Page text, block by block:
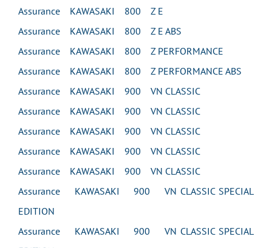
Assurance KAWASAKI 800 Z E
Assurance KAWASAKI 800 Z E ABS
Assurance KAWASAKI 800 Z PERFORMANCE
Assurance KAWASAKI 800 Z PERFORMANCE ABS
Assurance KAWASAKI 900 VN CLASSIC
Assurance KAWASAKI 900 VN CLASSIC
Assurance KAWASAKI 900 VN CLASSIC
Assurance KAWASAKI 900 VN CLASSIC
Assurance KAWASAKI 900 VN CLASSIC
Assurance KAWASAKI 900 VN CLASSIC SPECIAL
EDITION
Assurance KAWASAKI 900 VN CLASSIC SPECIAL